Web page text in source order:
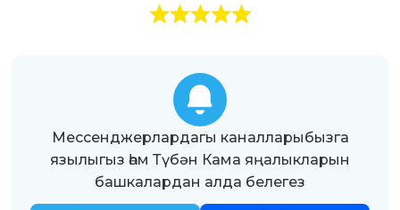
Мессенджерлардагы каналларыбызга
язылыгыз һәм Түбән Кама яңалыкларын
башкалардан алда белегез